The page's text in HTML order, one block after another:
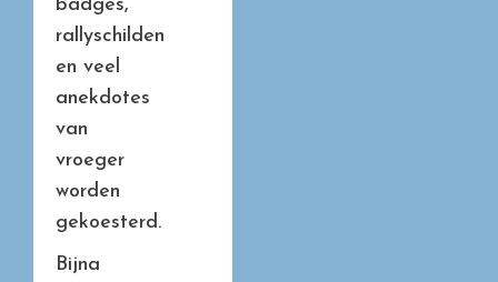
badges,
rallyschilden
en veel
anekdotes
van
vroeger
worden
gekoesterd.
Bijna